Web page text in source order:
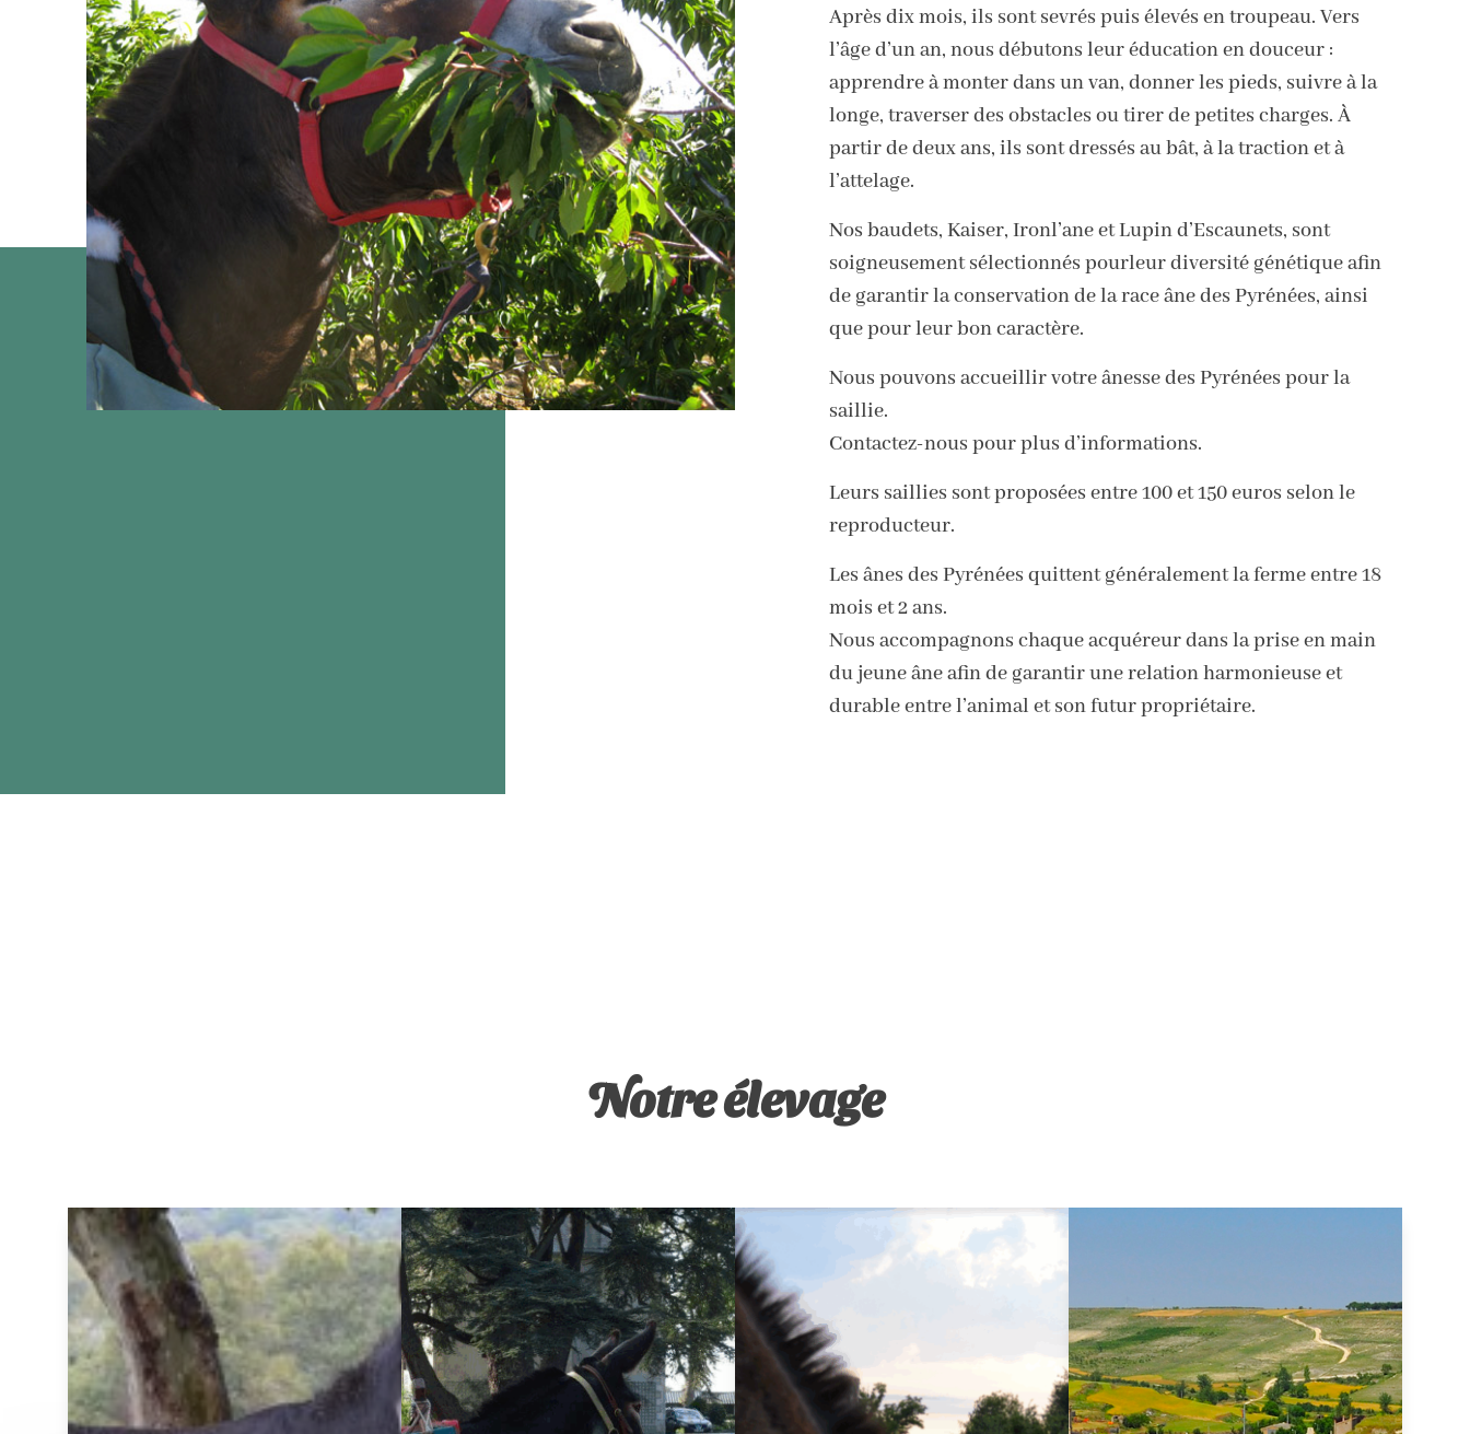
Après dix mois, ils sont sevrés puis élevés en troupeau. Vers
l’âge d’un an, nous débutons leur éducation en douceur :
apprendre à monter dans un van, donner les pieds, suivre à la
longe, traverser des obstacles ou tirer de petites charges. À
partir de deux ans, ils sont dressés au bât, à la traction et à
l’attelage.
Nos baudets, Kaiser, Ironl’ane et Lupin d’Escaunets, sont
soigneusement sélectionnés pourleur diversité génétique afin
de garantir la conservation de la race âne des Pyrénées, ainsi
que pour leur bon caractère.
Nous pouvons accueillir votre ânesse des Pyrénées pour la
saillie.
Contactez-nous pour plus d’informations.
Leurs saillies sont proposées entre 100 et 150 euros selon le
reproducteur.
Les ânes des Pyrénées quittent généralement la ferme entre 18
mois et 2 ans.
Nous accompagnons chaque acquéreur dans la prise en main
du jeune âne afin de garantir une relation harmonieuse et
durable entre l’animal et son futur propriétaire.
Notre élevage